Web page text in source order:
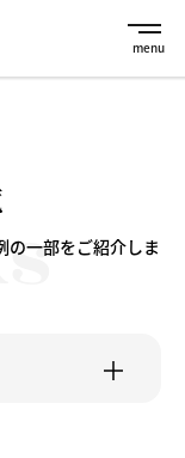
の一部をご紹介しま